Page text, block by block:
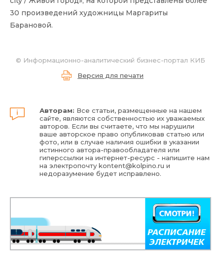
30 произведений художницы Маргариты
Барановой.
© Информационно-аналитический бизнес-портал КИБ
Версия для печати
Авторам: Все статьи, размещенные на нашем
сайте, являются собственностью их уважаемых
авторов. Если вы считаете, что мы нарушили
ваше авторское право опубликовав статью или
фото, или в случае наличия ошибки в указании
истинного автора-правообладателя или
гиперссылки на интернет-ресурс - напишите нам
на электропочтуkontent@kolpino.ru и
недоразумение будет исправлено.